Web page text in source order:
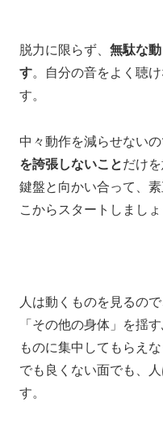
脱力に限らず、 無駄な
す。
自分の音をよく聴
す。
中々動作を減らせないの
を誇張しないことだけ
鍵盤と向かい合って、
こからスタートしましょ
人は動くものを見るので
「その他の身体」を揺
ものに集中してもらえ
でも良くない面でも、
す。